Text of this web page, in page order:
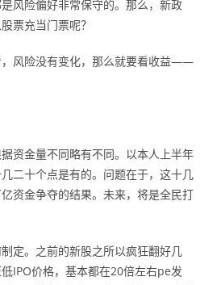
风险偏好非常保守的。那么，新政
票充当门票呢？
，风险没有变化，那么就要看收益——
资金量不同略有不同。以本人上半年
二十个点是有的。问题在于，这十几
资金争夺的结果。未来，将是全民打
定。之前的新股之所以疯狂翻好几
IPO价格，基本都在20倍左右pe发